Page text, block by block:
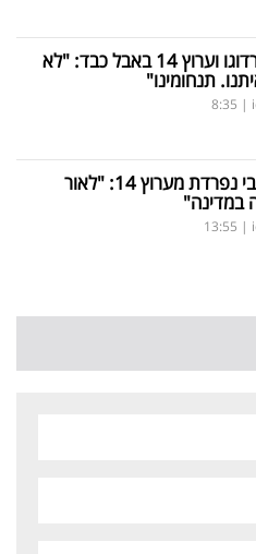
יעקב ברדוגו וערוץ 14 באבל כבד: "לא
תנחומינו"
|
8:35
מגי טביבי נפרדת מערוץ 14: "לאור
במדינה"
|
13:55